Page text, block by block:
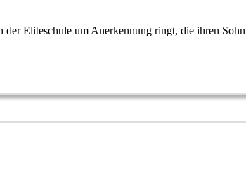
Eliteschule um Anerkennung ringt, die ihren